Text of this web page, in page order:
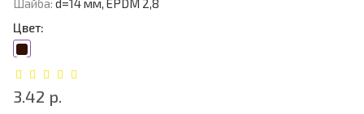
Шайба: d=14 мм, EPDM 2,8
Цвет:
3.42 р.